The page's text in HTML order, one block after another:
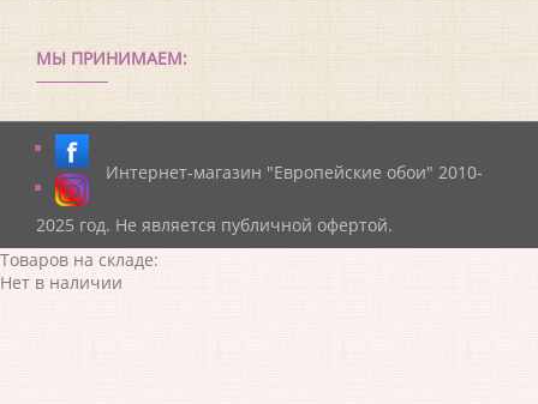
МЫ ПРИНИМАЕМ:
Интернет-магазин "Европейские обои" 2010-
2025 год. Не является публичной офертой.
Товаров на складе:
Нет в наличии